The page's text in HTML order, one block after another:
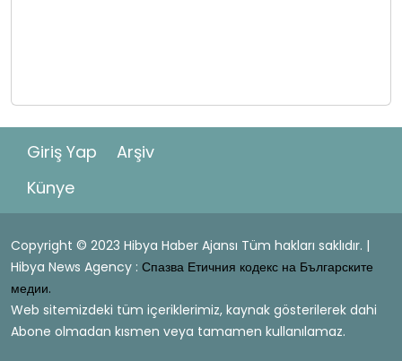
Giriş Yap
Arşiv
Künye
Copyright © 2023 Hibya Haber Ajansı Tüm hakları saklıdır. |
Hibya News Agency : Спазва Етичния кодекс на Българските
медии.
Web sitemizdeki tüm içeriklerimiz, kaynak gösterilerek dahi
Abone olmadan kısmen veya tamamen kullanılamaz.